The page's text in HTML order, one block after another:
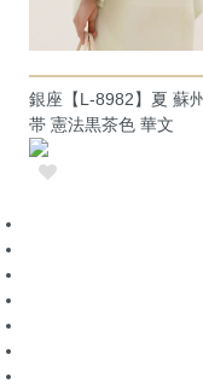
銀座【L-8982】夏 蘇
帯 憲法黒茶色 華文